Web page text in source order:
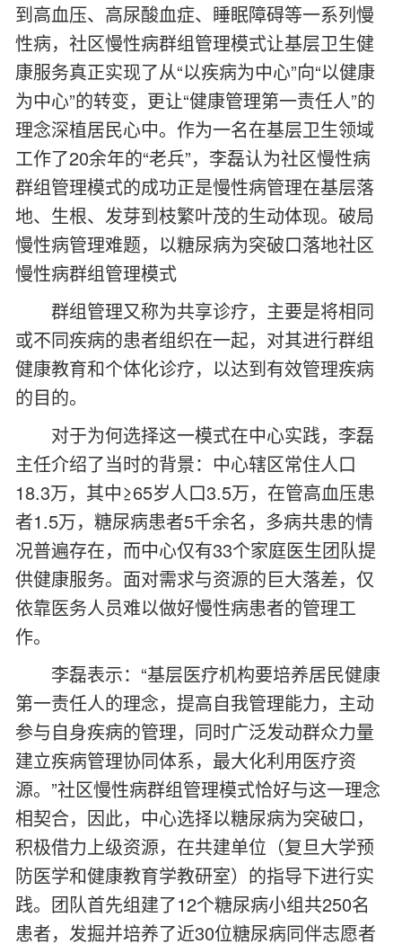
到高血压、高尿酸血症、睡眠障碍等一系列慢
性病，社区慢性病群组管理模式让基层卫生健
康服务真正实现了从“以疾病为中心”向“以健康
为中心”的转变，更让“健康管理第一责任人”的
理念深植居民心中。作为一名在基层卫生领域
工作了20余年的“老兵”，李磊认为社区慢性病
群组管理模式的成功正是慢性病管理在基层落
地、生根、发芽到枝繁叶茂的生动体现。破局
慢性病管理难题，以糖尿病为突破口落地社区
慢性病群组管理模式
群组管理又称为共享诊疗，主要是将相同
或不同疾病的患者组织在一起，对其进行群组
健康教育和个体化诊疗，以达到有效管理疾病
的目的。
对于为何选择这一模式在中心实践，李磊
主任介绍了当时的背景：中心辖区常住人口
18.3万，其中≥65岁人口3.5万，在管高血压患
者1.5万，糖尿病患者5千余名，多病共患的情
况普遍存在，而中心仅有33个家庭医生团队提
供健康服务。面对需求与资源的巨大落差，仅
依靠医务人员难以做好慢性病患者的管理工
作。
李磊表示：“基层医疗机构要培养居民健康
第一责任人的理念，提高自我管理能力，主动
参与自身疾病的管理，同时广泛发动群众力量
建立疾病管理协同体系，最大化利用医疗资
源。”社区慢性病群组管理模式恰好与这一理念
相契合，因此，中心选择以糖尿病为突破口，
积极借力上级资源，在共建单位（复旦大学预
防医学和健康教育学教研室）的指导下进行实
践。团队首先组建了12个糖尿病小组共250名
患者，发掘并培养了近30位糖尿病同伴志愿者